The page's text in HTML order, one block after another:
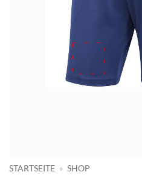
STARTSEITE » SHOP